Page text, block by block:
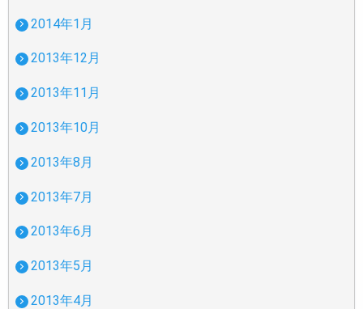
2014年1月
2013年12月
2013年11月
2013年10月
2013年8月
2013年7月
2013年6月
2013年5月
2013年4月